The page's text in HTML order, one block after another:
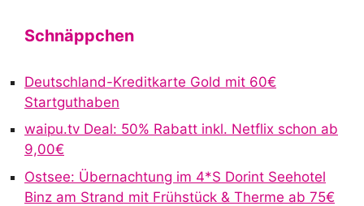
n
t
Schnäppchen
Deutschland-Kreditkarte Gold mit 60€
Startguthaben
waipu.tv Deal: 50% Rabatt inkl. Netflix schon ab
9,00€
Ostsee: Übernachtung im 4*S Dorint Seehotel
Binz am Strand mit Frühstück & Therme ab 75€